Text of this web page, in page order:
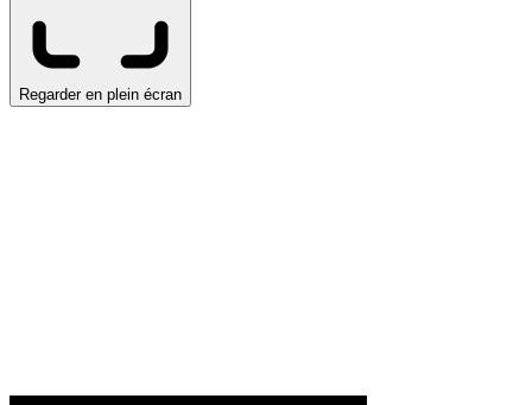
Regarder en plein écran